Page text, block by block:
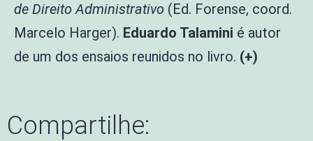
de Direito Administrativo (Ed. Forense, coord.
Marcelo Harger). Eduardo Talamini é autor
de um dos ensaios reunidos no livro. (+)
Compartilhe: